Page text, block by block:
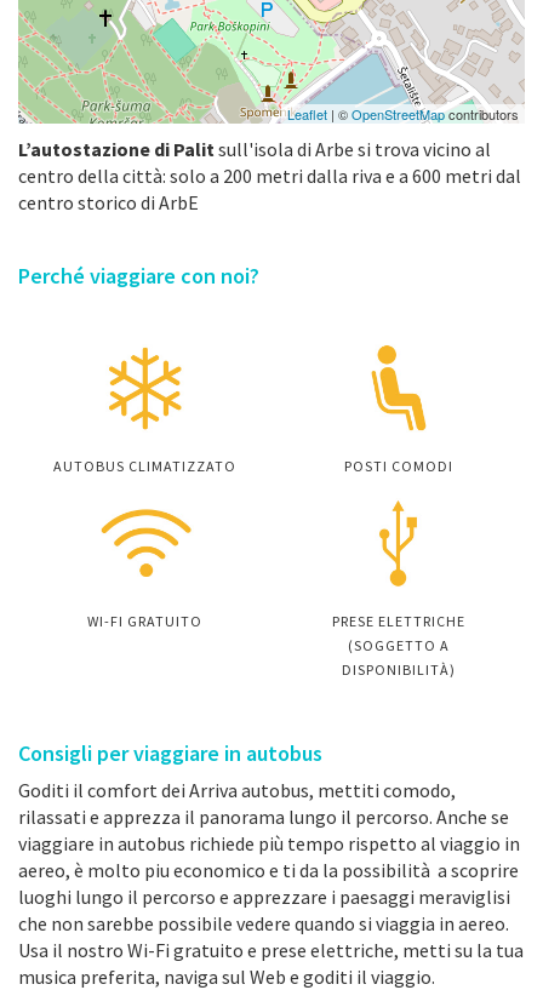
Leaflet | ©OpenStreetMapcontributors
L’autostazione di Palitsull'isola di Arbe si trova vicino al
centro della città: solo a 200 metri dalla riva e a 600 metri dal
centro storico di ArbE
Perché viaggiare con noi?
AUTOBUS CLIMATIZZATO POSTI COMODI
WI-FI GRATUITO
PRESE ELETTRICHE
(SOGGETTO A
DISPONIBILITÀ)
Consigli per viaggiare in autobus
Goditi il comfort dei Arriva autobus, mettiti comodo,
rilassati e apprezza il panorama lungo il percorso. Anche se
viaggiare in autobus richiede più tempo rispetto al viaggio in
aereo, è molto piu economico e ti da la possibilità a scoprire
luoghi lungo il percorso e apprezzare i paesaggi meraviglisi
che non sarebbe possibile vedere quando si viaggia in aereo.
Usa il nostro Wi-Fi gratuito e prese elettriche, metti su la tua
musica preferita, naviga sul Web e goditi il viaggio.